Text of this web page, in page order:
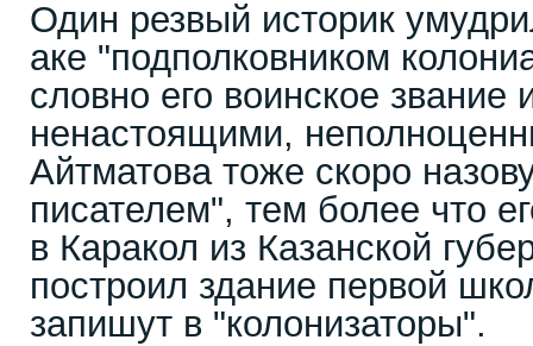
Один резвый историк
аке "подполковником
словно его воинское звание
ненастоящими,
Айтматова тоже скоро
писателем", тем более что
в Каракол из Казанской
построил здание первой
запишут в "колонизаторы".